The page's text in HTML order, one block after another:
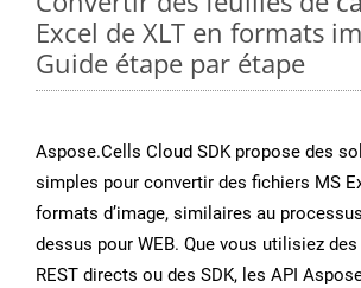
Excel de XLT en formats
Guide étape par étape
Aspose.Cells Cloud SDK propose des
simples pour convertir des fichiers MS
formats d’image, similaires au
dessus pour WEB. Que vous utilisiez des
REST directs ou des SDK, les API